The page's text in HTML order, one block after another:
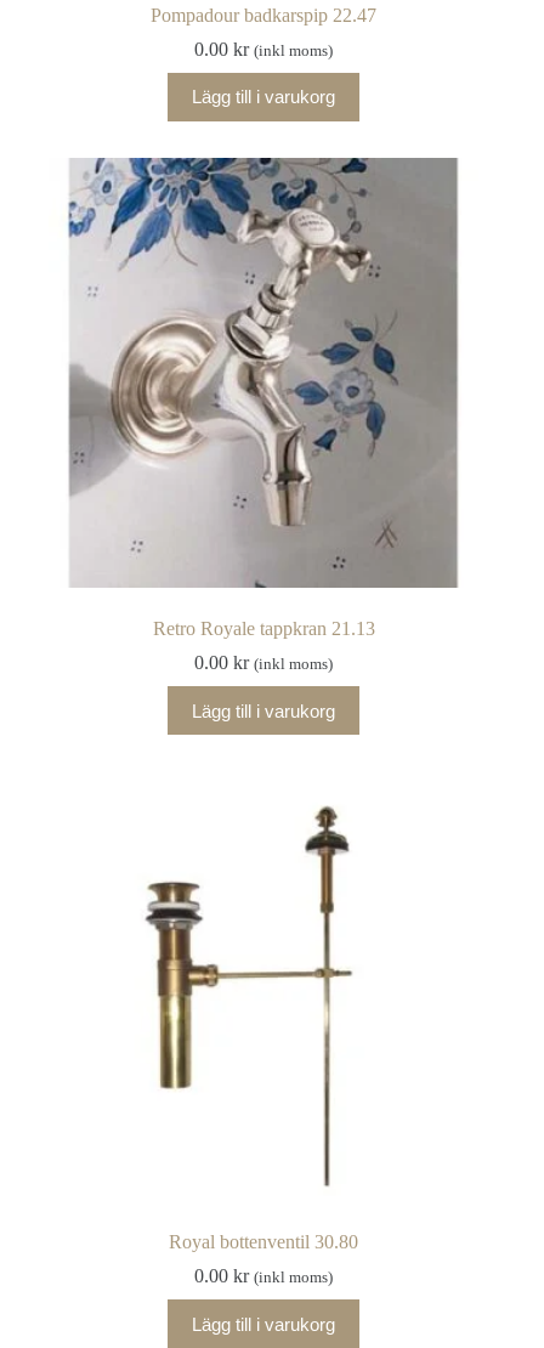
Pompadour badkarspip 22.47
0.00kr (inkl moms)
Lägg till i varukorg
Retro Royale tappkran 21.13
0.00kr (inkl moms)
Lägg till i varukorg
Royal bottenventil 30.80
0.00kr (inkl moms)
Lägg till i varukorg